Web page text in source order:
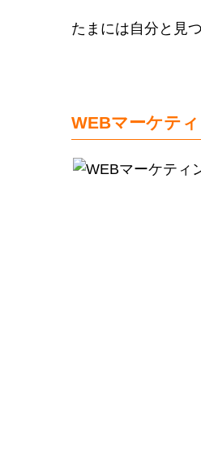
たまには自分と見
WEBマーケテ